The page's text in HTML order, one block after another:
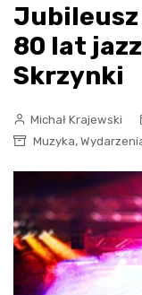
Jubileusz
80 lat
Skrzynki
Michał Krajewski
Muzyka,